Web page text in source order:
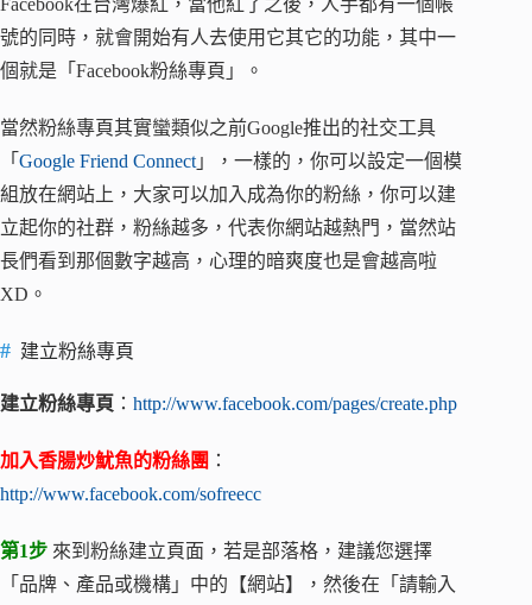
號的同時，就會開始有人去使用它其它的功能，其中一
個就是「Facebook粉絲專頁」。
當然粉絲專頁其實蠻類似之前Google推出的社交工具
「 Google Friend Connect 」，一樣的，你可以設定一個模
組放在網站上，大家可以加入成為你的粉絲，你可以建
立起你的社群，粉絲越多，代表你網站越熱門，當然站
長們看到那個數字越高，心理的暗爽度也是會越高啦
XD。
建立粉絲專頁
建立粉絲專頁 ： http://www.facebook.com/pages/create.php
加入香腸炒魷魚的粉絲團 ：
http://www.facebook.com/sofreecc
第1步 來到粉絲建立頁面，若是部落格，建議您選擇
「品牌、產品或機構」中的【網站】，然後在「請輸入